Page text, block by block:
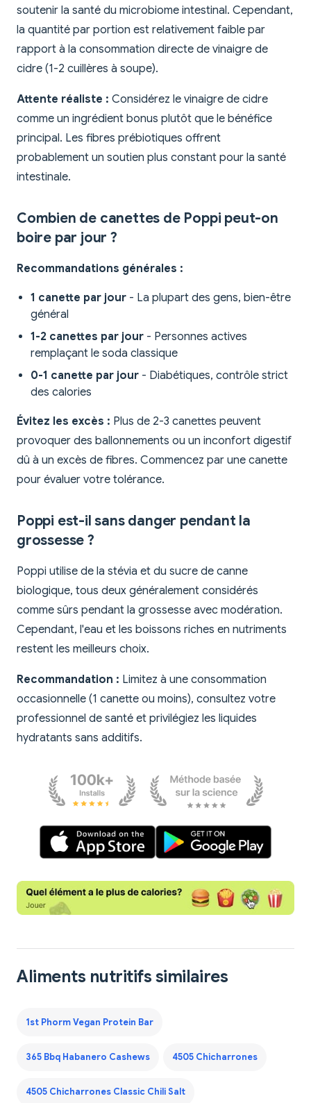
soutenir la santé du microbiome intestinal. Cependant,
la quantité par portion est relativement faible par
rapport à la consommation directe de vinaigre de
cidre (1-2 cuillères à soupe).
Attente réaliste : Considérez le vinaigre de cidre
comme un ingrédient bonus plutôt que le bénéfice
principal. Les fibres prébiotiques offrent
probablement un soutien plus constant pour la santé
intestinale.
Combien de canettes de Poppi peut-on
boire par jour ?
Recommandations générales :
1 canette par jour - La plupart des gens, bien-être
général
1-2 canettes par jour - Personnes actives
remplaçant le soda classique
0-1 canette par jour - Diabétiques, contrôle strict
des calories
Évitez les excès : Plus de 2-3 canettes peuvent
provoquer des ballonnements ou un inconfort digestif
dû à un excès de fibres. Commencez par une canette
pour évaluer votre tolérance.
Poppi est-il sans danger pendant la
grossesse ?
Poppi utilise de la stévia et du sucre de canne
biologique, tous deux généralement considérés
comme sûrs pendant la grossesse avec modération.
Cependant, l'eau et les boissons riches en nutriments
restent les meilleurs choix.
Recommandation : Limitez à une consommation
occasionnelle (1 canette ou moins), consultez votre
professionnel de santé et privilégiez les liquides
hydratants sans additifs.
Aliments nutritifs similaires
1st Phorm Vegan Protein Bar
365 Bbq Habanero Cashews 4505 Chicharrones
4505 Chicharrones Classic Chili Salt